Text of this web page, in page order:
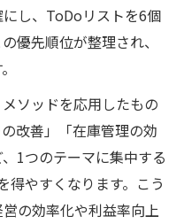
し、ToDoリストを6個
優先順位が整理され、
ソッドを応用したもの
改善」「在庫管理の効
1つのテーマに集中する
得やすくなります。こう
の効率化や利益率向上